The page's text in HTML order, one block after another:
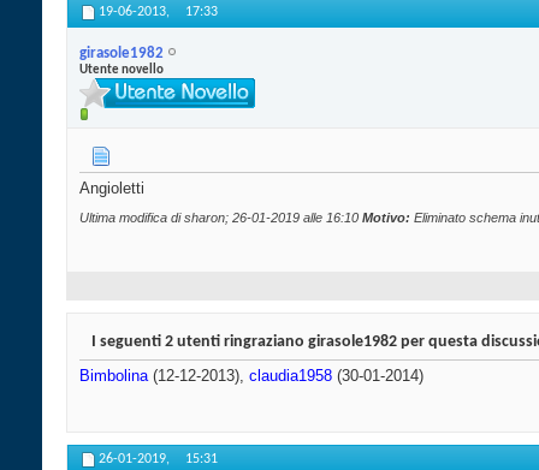
19-06-2013, 17:33
girasole1982
Utente novello
Angioletti
Ultima modifica di sharon; 26-01-2019 alle 16:10 Motivo: Eliminato schema
I seguenti 2 utenti ringraziano girasole1982 per questa
Bimbolina(12-12-2013), claudia1958 (30-01-2014)
26-01-2019, 15:31